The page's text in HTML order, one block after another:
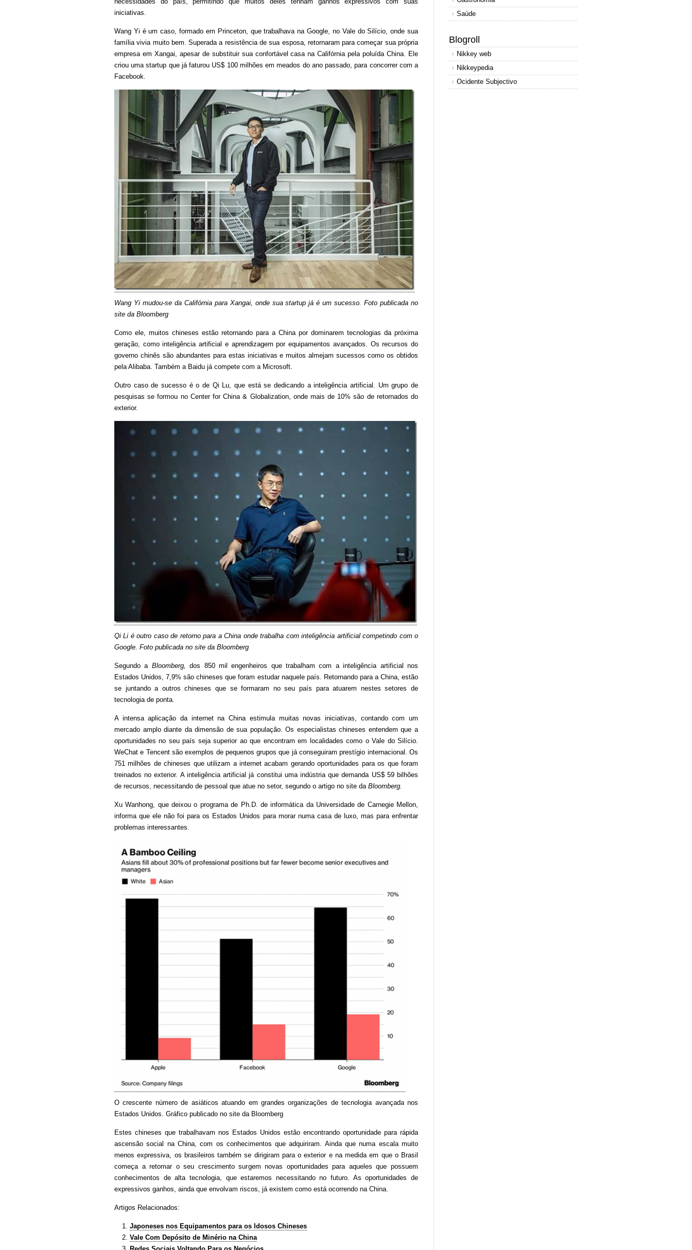
iniciativas.
Wang Yi é um caso, formado em Princeton, que trabalhava na Google, no Vale do Silício, onde sua
família vivia muito bem. Superada a resistência de sua esposa, retornaram para começar sua própria
empresa em Xangai, apesar de substituir sua confortável casa na Califórnia pela poluída China. Ele
criou uma startup que já faturou US$ 100 milhões em meados do ano passado, para concorrer com a
Facebook.
Wang Yi mudou-se da Califórnia para Xangai, onde sua startup já é um sucesso. Foto publicada no
site da Bloomberg
Como ele, muitos chineses estão retornando para a China por dominarem tecnologias da próxima
geração, como inteligência artificial e aprendizagem por equipamentos avançados. Os recursos do
governo chinês são abundantes para estas iniciativas e muitos almejam sucessos como os obtidos
pela Alibaba. Também a Baidu já compete com a Microsoft.
Outro caso de sucesso é o de Qi Lu, que está se dedicando a inteligência artificial. Um grupo de
pesquisas se formou no Center for China & Globalization, onde mais de 10% são de retornados do
exterior.
Qi Li é outro caso de retorno para a China onde trabalha com inteligência artificial competindo com o
Google. Foto publicada no site da Bloomberg
Segundo a Bloomberg,dos 850 mil engenheiros que trabalham com a inteligência artificial nos
Estados Unidos, 7,9% são chineses que foram estudar naquele país. Retornando para a China, estão
se juntando a outros chineses que se formaram no seu país para atuarem nestes setores de
tecnologia de ponta.
A intensa aplicação da internet na China estimula muitas novas iniciativas, contando com um
mercado amplo diante da dimensão de sua população. Os especialistas chineses entendem que a
oportunidades no seu país seja superior ao que encontram em localidades como o Vale do Silício.
WeChat e Tencent são exemplos de pequenos grupos que já conseguiram prestígio internacional. Os
751 milhões de chineses que utilizam a internet acabam gerando oportunidades para os que foram
treinados no exterior. A inteligência artificial já constitui uma indústria que demanda US$ 59 bilhões
de recursos, necessitando de pessoal que atue no setor, segundo o artigo no site da Bloomberg.
Xu Wanhong, que deixou o programa de Ph.D. de informática da Universidade de Carnegie Mellon,
informa que ele não foi para os Estados Unidos para morar numa casa de luxo, mas para enfrentar
problemas interessantes.
O crescente número de asiáticos atuando em grandes organizações de tecnologia avançada nos
Estados Unidos. Gráfico publicado no site da Bloomberg
Estes chineses que trabalhavam nos Estados Unidos estão encontrando oportunidade para rápida
ascensão social na China, com os conhecimentos que adquiriram. Ainda que numa escala muito
menos expressiva, os brasileiros também se dirigiram para o exterior e na medida em que o Brasil
começa a retomar o seu crescimento surgem novas oportunidades para aqueles que possuem
conhecimentos de alta tecnologia, que estaremos necessitando no futuro. As oportunidades de
expressivos ganhos, ainda que envolvam riscos, já existem como está ocorrendo na China.
Artigos Relacionados:
Japoneses nos Equipamentos para os Idosos Chineses
Vale Com Depósito de Minério na China
Saúde
Blogroll
Nikkey web
Nikkeypedia
Ocidente Subjectivo